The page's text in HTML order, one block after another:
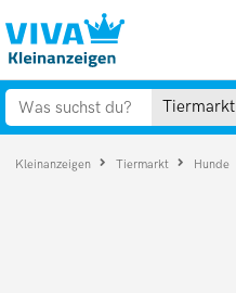
Tiermarkt
Kleinanzeigen Tiermarkt Hunde